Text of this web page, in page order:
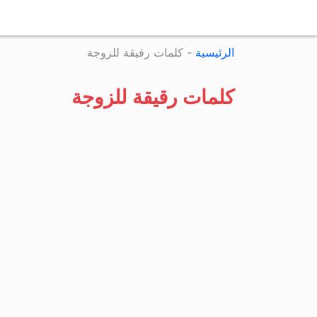
الرئيسية - كلمات رقيقة للزوجة
كلمات رقيقة للزوجة